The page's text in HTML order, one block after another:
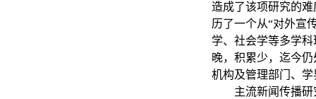
造成了该项研究的
历了一个从“对外宣
学、社会学等多学
晚，积累少，迄今
机构及管理部门、
主流新闻传播